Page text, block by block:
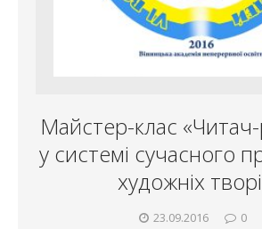
Майстер-клас
у системі сучасного
художніх
23.09.2016 0